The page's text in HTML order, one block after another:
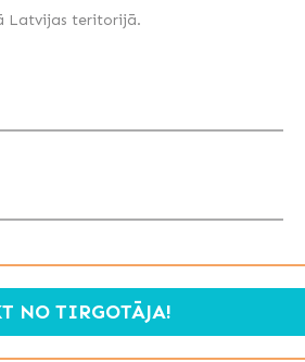
Latvijas teritorijā.
NO TIRGOTĀJA!